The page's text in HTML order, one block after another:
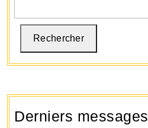
Pratique
Rechercher
Derniers messages